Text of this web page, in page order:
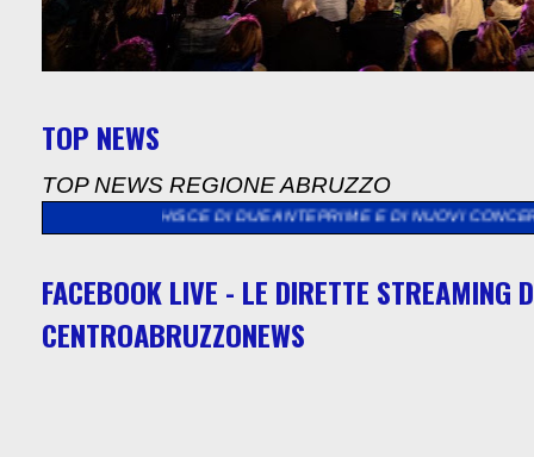
TOP NEWS
TOP NEWS REGIONE ABRUZZO
DI DUE ANTEPRIME E DI NUOVI CONCERTI GRATUITI NEL
FACEBOOK LIVE - LE DIRETTE STREAMING
CENTROABRUZZONEWS